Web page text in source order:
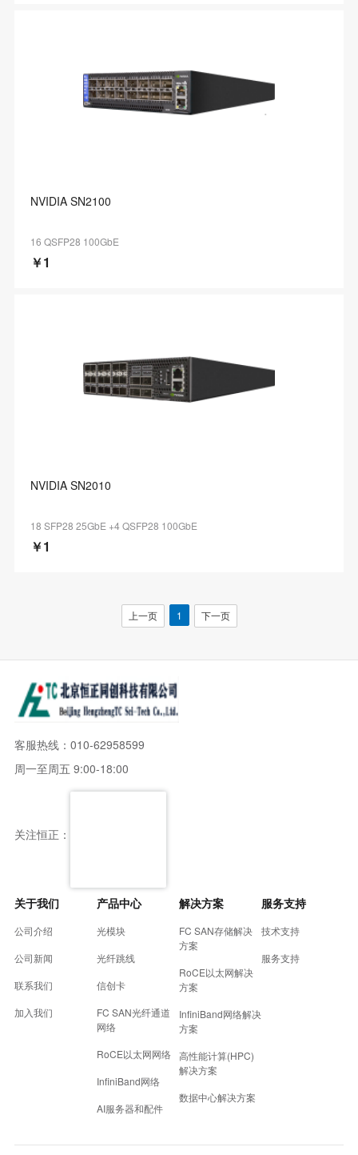
NVIDIA SN2100
16 QSFP28 100GbE
￥1
NVIDIA SN2010
18 SFP28 25GbE +4 QSFP28 100GbE
￥1
上一页 1 下一页
客服热线：010-62958599
周一至周五 9:00-18:00
关注恒正：
关于我们
公司介绍
公司新闻
联系我们
加入我们
产品中心
光模块
光纤跳线
信创卡
FC SAN光纤通道
网络
RoCE以太网网络
InfiniBand网络
AI服务器和配件
解决方案
FC SAN存储解决
方案
RoCE以太网解决
方案
InfiniBand网络解决
方案
高性能计算(HPC)
解决方案
数据中心解决方案
服务支持
技术支持
服务支持